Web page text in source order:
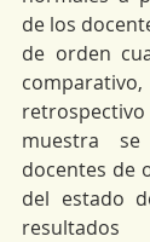
de los
de orden
muestra
docentes de
del estado